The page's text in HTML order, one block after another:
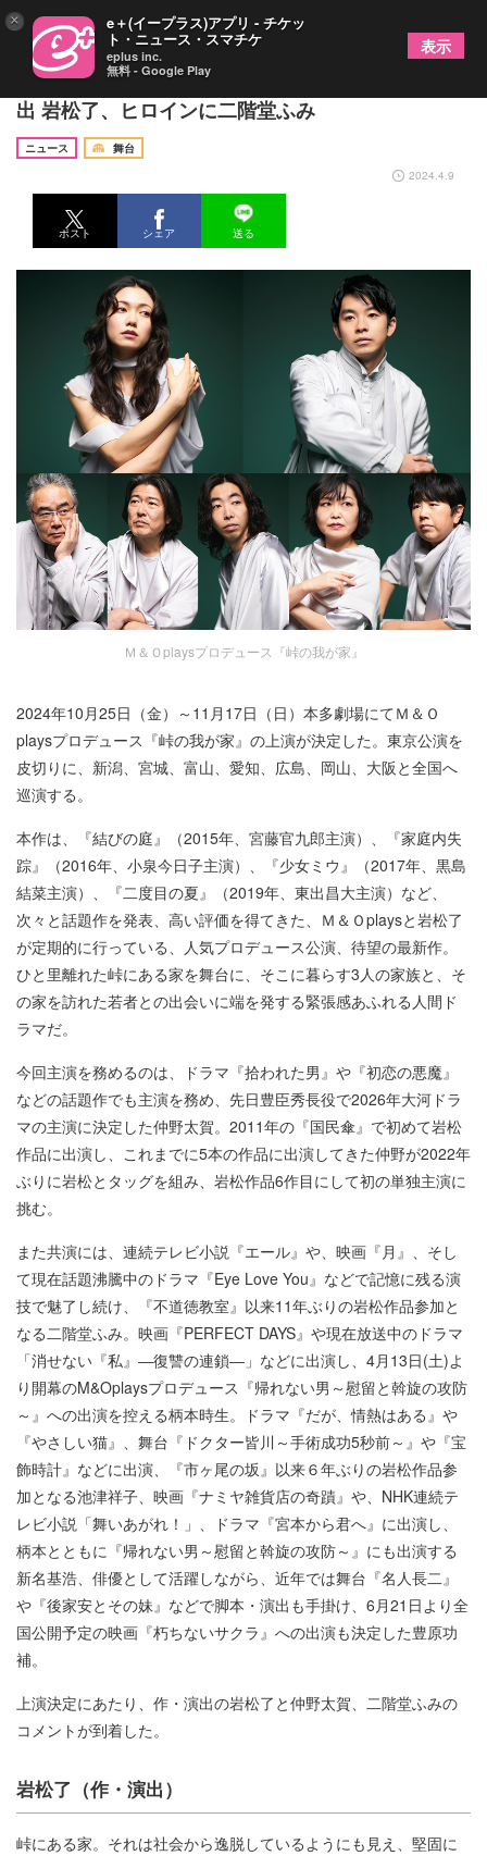
仲野太賀主演舞台『峠の我が家』上演決定 作・演
出 岩松了、ヒロインに二階堂ふみ
ニュース
舞台
2024.4.9
ポスト シェア 送る
Ｍ＆Ｏplaysプロデュース『峠の我が家』
2024年10月25日（金）～11月17日（日）本多劇場にてＭ＆Ｏ
playsプロデュース『峠の我が家』の上演が決定した。東京公演を
皮切りに、新潟、宮城、富山、愛知、広島、岡山、大阪と全国へ
巡演する。
本作は、『結びの庭』（2015年、宮藤官九郎主演）、『家庭内失
踪』（2016年、小泉今日子主演）、『少女ミウ』（2017年、黒島
結菜主演）、『二度目の夏』（2019年、東出昌大主演）など、
次々と話題作を発表、高い評価を得てきた、Ｍ＆Ｏplaysと岩松了
が定期的に行っている、人気プロデュース公演、待望の最新作。
ひと里離れた峠にある家を舞台に、そこに暮らす3人の家族と、そ
の家を訪れた若者との出会いに端を発する緊張感あふれる人間ド
ラマだ。
今回主演を務めるのは、ドラマ『拾われた男』や『初恋の悪魔』
などの話題作でも主演を務め、先日豊臣秀長役で2026年大河ドラ
マの主演に決定した仲野太賀。2011年の『国民傘』で初めて岩松
作品に出演し、これまでに5本の作品に出演してきた仲野が2022年
ぶりに岩松とタッグを組み、岩松作品6作目にして初の単独主演に
挑む。
また共演には、連続テレビ小説『エール』や、映画『月』、そし
て現在話題沸騰中のドラマ『Eye Love You』などで記憶に残る演
技で魅了し続け、『不道徳教室』以来11年ぶりの岩松作品参加と
なる二階堂ふみ。映画『PERFECT DAYS』や現在放送中のドラマ
「消せない『私』―復讐の連鎖―」などに出演し、4月13日(土)よ
り開幕のM&Oplaysプロデュース『帰れない男～慰留と斡旋の攻防
～』への出演を控える柄本時生。ドラマ『だが、情熱はある』や
『やさしい猫』、舞台『ドクター皆川～手術成功5秒前～』や『宝
飾時計』などに出演、『市ヶ尾の坂』以来６年ぶりの岩松作品参
加となる池津祥子、映画『ナミヤ雑貨店の奇蹟』や、NHK連続テ
レビ小説「舞いあがれ！」、ドラマ『宮本から君へ』に出演し、
柄本とともに『帰れない男～慰留と斡旋の攻防～』にも出演する
新名基浩、俳優として活躍しながら、近年では舞台『名人長二』
や『後家安とその妹』などで脚本・演出も手掛け、6月21日より全
国公開予定の映画『朽ちないサクラ』への出演も決定した豊原功
補。
上演決定にあたり、作・演出の岩松了と仲野太賀、二階堂ふみの
コメントが到着した。
岩松了（作・演出）
峠にある家。それは社会から逸脱しているようにも見え、堅固に
× e＋(イープラス)アプリ - チケッ
ト・ニュース・スマチケ
eplus inc.
無料 - Google Play
表示